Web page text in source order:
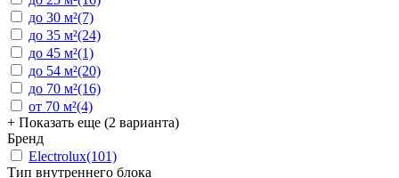
до 30 м²(7)
до 35 м²(24)
до 45 м²(1)
до 54 м²(20)
до 70 м²(16)
от 70 м²(4)
+ Показать еще (2 варианта)
Бренд
Electrolux(101)
Тип внутреннего блока